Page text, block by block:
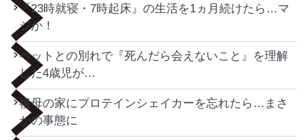
『23時就寝・7時起床』の生活を1ヵ月続けたら…マ
ジか！
ペットとの別れで『死んだら会えないこと』を理解
した4歳児が…
祖母の家にプロテインシェイカーを忘れたら…まさ
かの事態に